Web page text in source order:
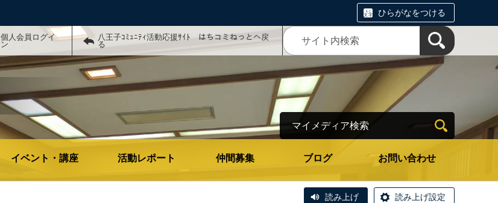
ひらがなをつける
個人会員ログイ
ン
八王子ｺﾐｭﾆﾃｨ活動応援ｻｲﾄ はちコミねっとへ戻
る
イベント・講座 活動レポート 仲間募集 ブログ お問い合わせ
マイメディア検索
読み上げ 読み上げ設定